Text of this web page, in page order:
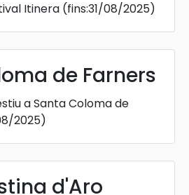
Itinera (fins:31/08/2025)
de Farners
a Santa Coloma de
2025)
d'Aro